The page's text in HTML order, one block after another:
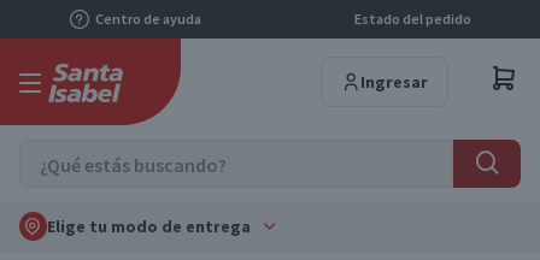
Centro de ayuda Estado del pedido
Ingresar
Elige tu modo de entrega